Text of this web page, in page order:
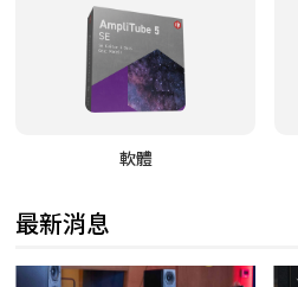
軟體
最新消息